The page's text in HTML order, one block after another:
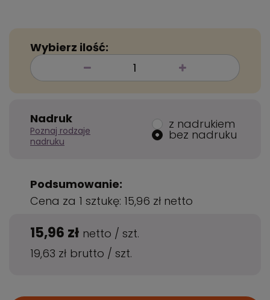
Wybierz ilość:
Nadruk
Poznaj rodzaje
nadruku
z nadrukiem
bez nadruku
Podsumowanie:
Cena za 1 sztukę: 15,96 zł netto
15,96 zł netto / szt.
19,63 zł brutto / szt.